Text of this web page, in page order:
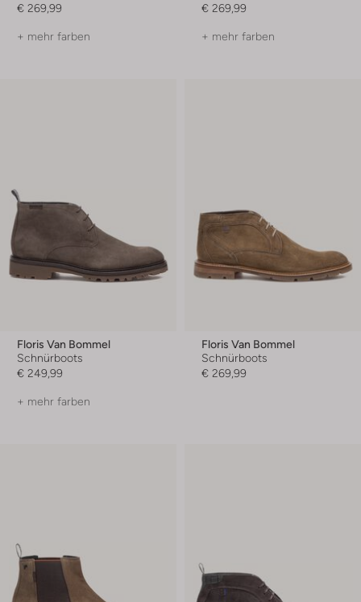
€ 269,99
+ mehr farben
€ 269,99
+ mehr farben
Floris Van Bommel
Schnürboots
€ 249,99
+ mehr farben
Floris Van Bommel
Schnürboots
€ 269,99